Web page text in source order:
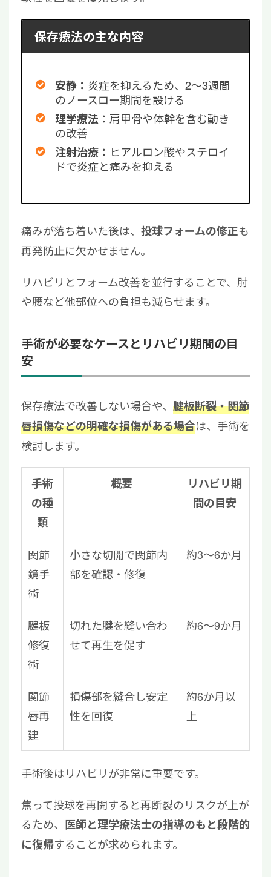
保存療法の主な内容
安静： 炎症を抑えるため、2〜3週間
のノースロー期間を設ける
理学療法： 肩甲骨や体幹を含む動き
の改善
注射治療： ヒアルロン酸やステロイ
ドで炎症と痛みを抑える
痛みが落ち着いた後は、 投球フォームの修正も
再発防止に欠かせません。
リハビリとフォーム改善を並行することで、肘
や腰など他部位への負担も減らせます。
手術が必要なケースとリハビリ期間の目
安
保存療法で改善しない場合や、 腱板断裂・関節
唇損傷などの明確な損傷がある場合は、手術を
検討します。
手術
の種
類
概要
リハビリ期
間の目安
関節
鏡手
術
小さな切開で関節内
部を確認・修復
約3〜6か月
腱板
修復
術
切れた腱を縫い合わ
せて再生を促す
約6〜9か月
関節
唇再
建
損傷部を縫合し安定
性を回復
約6か月以
上
手術後はリハビリが非常に重要です。
焦って投球を再開すると再断裂のリスクが上が
るため、 医師と理学療法士の指導のもと段階的
に復帰することが求められます。